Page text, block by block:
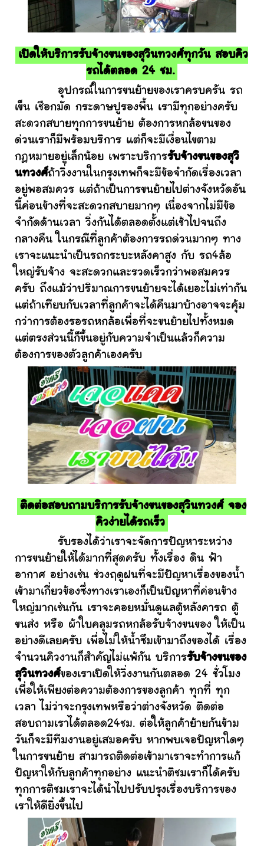
เปิดให้บริการรับจ้างขนของสุวินทวงศ์ทุกวัน สอบคิว
รถได้ตลอด 24 ชม.
อุปกรณ์ในการขนย้ายของเราครบครัน รถ
เข็น เชือกมัด กระดาษปูรองพื้น เรามีทุกอย่างครับ
สะดวกสบายทุกการขนย้าย ต้องการหกล้อขนของ
ด่วนเราก็มีพร้อมบริการ แต่ก็จะมีเงื่อนไขตาม
กฎหมายอยู่เล็กน้อย เพราะบริการรับจ้างขนของสุวิ
นทวงศ์ถ้าวิ่งงานในกรุงเทพก็จะมีข้อจำกัดเรื่องเวลา
อยู่พอสมควร แต่ถ้าเป็นการขนย้ายไปต่างจังหวัดอัน
นี้ค่อนข้างที่จะสะดวกสบายมากๆ เนื่องจากไม่มีข้อ
จำกัดด้านเวลา วิ่งกันได้ตลอดตั้งแต่เช้าไปจนถึง
กลางคืน ในกรณีที่ลูกค้าต้องการรถด่วนมากๆ ทาง
เราจะแนะนำเป็นรถกระบะหลังคาสูง กับ รถ4ล้อ
ใหญ่รับจ้าง จะสะดวกและรวดเร็วกว่าพอสมควร
ครับ ถึงแม้ว่าปริมาณการขนย้ายจะได้เยอะไม่เท่ากัน
แต่ถ้าเทียบกับเวลาที่ลูกค้าจะได้คืนมาบ้างอาจจะคุ้ม
กว่าการต้องรอรถหกล้อเพื่อที่จะขนย้ายไปทั้งหมด
แต่ตรงส่วนนี้ก็ขึ้นอยู่กับความจำเป็นแล้วก็ความ
ต้องการของตัวลูกค้าเองครับ
ติดต่อสอบถามบริการรับจ้างขนของสุวินทวงศ์ จอง
คิวง่ายได้รถเร็ว
รับรองได้ว่าเราจะจัดการปัญหาระหว่าง
การขนย้ายให้ได้มากที่สุดครับ ทั้งเรื่อง ดิน ฟ้า
อากาศ อย่างเช่น ช่วงฤดูฝนที่จะมีปัญหาเรื่องของน้ำ
เข้ามาเกี่ยวข้องซึ่งทางเราเองก็เป็นปัญหาที่ค่อนข้าง
ใหญ่มากเช่นกัน เราจะคอยหมั่นดูแลตู้หลังคารถ ตู้
ขนส่ง หรือ ผ้าใบคลุมรถหกล้อรับจ้างขนของ ให้เป็น
อย่างดีเลยครับ เพื่อไม่ให้น้ำซึมเข้ามาถึงของได้ เรื่อง
จำนวนคิวงานก็สำคัญไม่แพ้กัน บริการรับจ้างขนของ
สุวินทวงศ์ของเราเปิดให้วิ่งงานกันตลอด 24 ชั่วโมง
เพื่อให้เพียงต่อความต้องการของลูกค้า ทุกที่ ทุก
เวลา ไม่ว่าจะกรุงเทพหรือว่าต่างจังหวัด ติดต่อ
สอบถามเราได้ตลอด24ชม. ต่อให้ลูกค้าย้ายกันข้าม
วันก็จะมีทีมงานอยู่เสมอครับ หากพบเจอปัญหาใดๆ
ในการขนย้าย สามารถติดต่อเข้ามาเราจะทำการแก้
ปัญหาให้กับลูกค้าทุกอย่าง แนะนำติชมเราก็ได้ครับ
ทุกการติชมเราจะได้นำไปปรับปรุงเรื่องบริการของ
เราให้ดียิ่งขึ้นไป